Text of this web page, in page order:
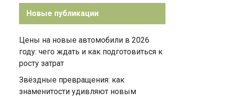
Новые публикации
Цены на новые автомобили в 2026
году: чего ждать и как подготовиться к
росту затрат
Звёздные превращения: как
знаменитости удивляют новым